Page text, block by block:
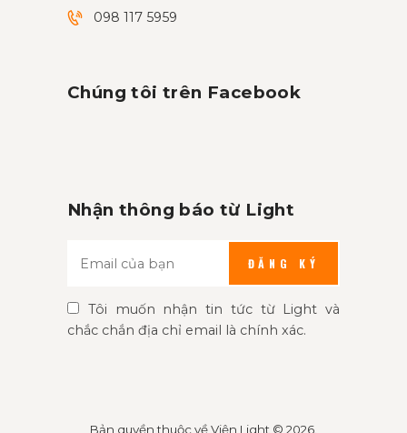
098 117 5959
Chúng tôi trên Facebook
Nhận thông báo từ Light
ĐĂNG KÝ
Tôi muốn nhận tin tức từ Light và
chắc chắn địa chỉ email là chính xác.
Bản quyền thuộc vềViện Light © 2026.